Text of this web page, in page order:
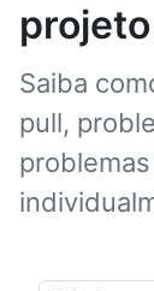
projeto
Saiba
pull,